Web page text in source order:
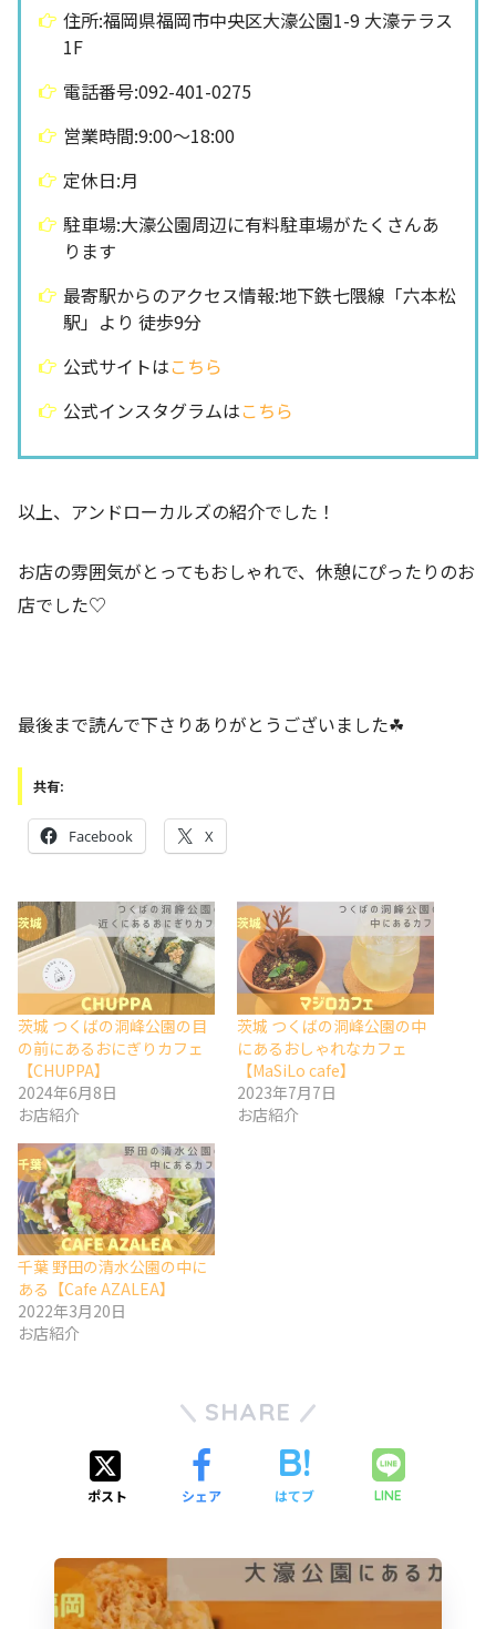
住所:福岡県福岡市中央区大濠公園1-9 大濠テラス
1F
電話番号:092-401-0275
営業時間:9:00〜18:00
定休日:月
駐車場:大濠公園周辺に有料駐車場がたくさんあ
ります
最寄駅からのアクセス情報:地下鉄七隈線「六本松
駅」より 徒歩9分
公式サイトはこちら
公式インスタグラムはこちら
以上、アンドローカルズの紹介でした！
お店の雰囲気がとってもおしゃれで、休憩にぴったりのお
店でした♡
最後まで読んで下さりありがとうございました☘
共有:
Facebook X
茨城 つくばの洞峰公園の目
の前にあるおにぎりカフェ
【CHUPPA】
2024年6月8日
お店紹介
茨城 つくばの洞峰公園の中
にあるおしゃれなカフェ
【MaSiLo cafe】
2023年7月7日
お店紹介
千葉 野田の清水公園の中に
ある【Cafe AZALEA】
2022年3月20日
お店紹介
SHARE
ポスト シェア はてブ LINE